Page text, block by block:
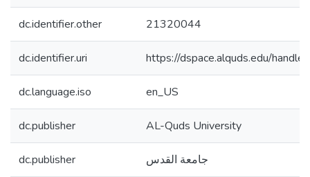
dc.identifier.other 21320044
dc.identifier.uri https://dspace.alquds.edu/
dc.language.iso en_US
dc.publisher AL-Quds University
dc.publisher جامعة القدس